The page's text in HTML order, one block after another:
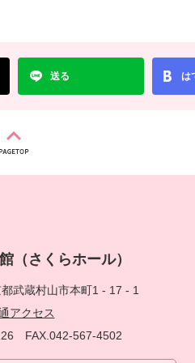
送る は
（さくらホール）
武蔵村山市本町1 - 17 - 1
アクセス
FAX.042-567-4502